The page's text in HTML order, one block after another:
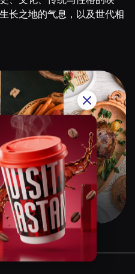
长之地的气息，以及世代相